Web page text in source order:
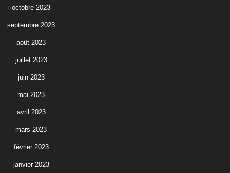
octobre 2023
septembre 2023
août 2023
juillet 2023
juin 2023
mai 2023
avril 2023
mars 2023
février 2023
janvier 2023